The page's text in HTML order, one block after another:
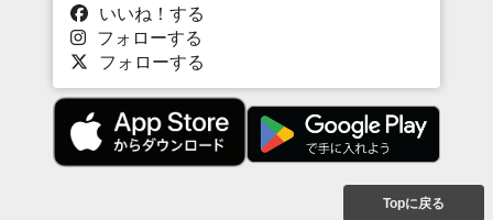
いいね！する
フォローする
フォローする
Topに戻る